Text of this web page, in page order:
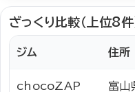
ざっくり比較（上位8件
ジム 住所
chocoZAP
富